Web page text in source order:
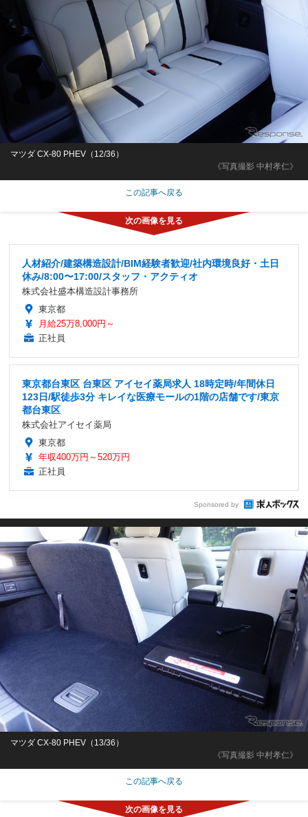
《写真撮影 中村孝仁》
マツダ CX-80 PHEV（12/36）
この記事へ戻る
人材紹介/建築構造設計/BIM経験者歓迎/社内環境良好・土日
休み/8:00〜17:00/スタッフ・アクティオ
株式会社盛本構造設計事務所
東京都
月給25万8,000円～
正社員
東京都台東区 台東区 アイセイ薬局求人 18時定時/年間休日
123日/駅徒歩3分 キレイな医療モールの1階の店舗です/東京
都台東区
株式会社アイセイ薬局
東京都
年収400万円～520万円
正社員
Sponsored by
《写真撮影 中村孝仁》
マツダ CX-80 PHEV（13/36）
この記事へ戻る